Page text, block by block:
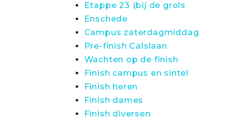
Etappe 23 (bij de grols
Enschede
Campus zaterdagmiddag
Pre-finish Calslaan
Wachten op de finish
Finish campus en sintel
Finish heren
Finish dames
Finish diversen